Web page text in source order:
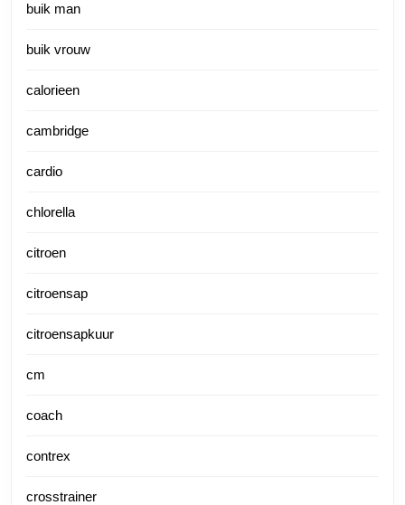
buik man
buik vrouw
calorieen
cambridge
cardio
chlorella
citroen
citroensap
citroensapkuur
cm
coach
contrex
crosstrainer